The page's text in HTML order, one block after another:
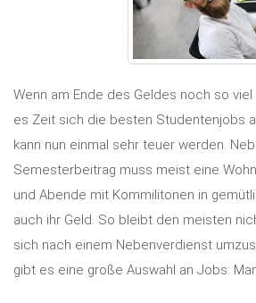
Wenn am Ende des Geldes noch so
es Zeit sich die besten Studentenjobs
kann nun einmal sehr teuer werden.
Semesterbeitrag muss meist eine
und Abende mit Kommilitonen in
auch ihr Geld. So bleibt den meisten
sich nach einem Nebenverdienst
gibt es eine große Auswahl an Jobs: